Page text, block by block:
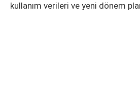
kullanım verileri ve yeni dönem